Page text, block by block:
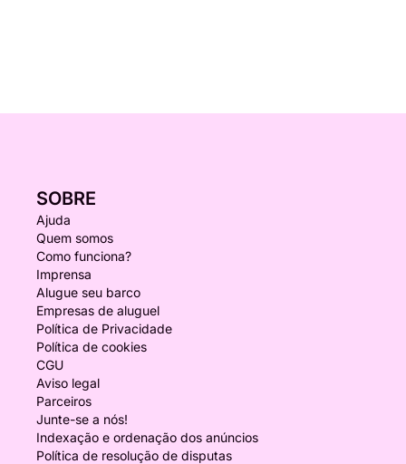
SOBRE
Ajuda
Quem somos
Como funciona?
Imprensa
Alugue seu barco
Empresas de aluguel
Política de Privacidade
Política de cookies
CGU
Aviso legal
Parceiros
Junte-se a nós!
Indexação e ordenação dos anúncios
Política de resolução de disputas